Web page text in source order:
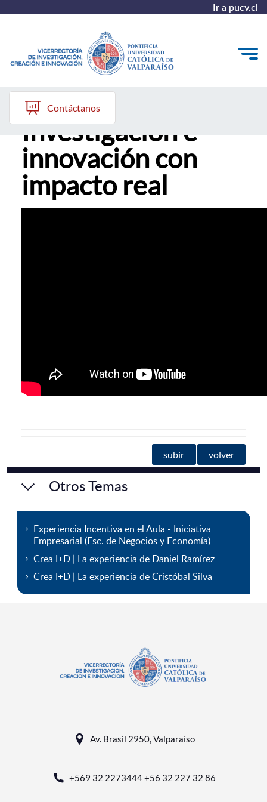
Ir a pucv.cl
VINCI
Investigación
Creación
Innovación
Contáctanos
Crea I+D |
Investigación e
innovación con
impacto real
subir volver
Otros Temas
Experiencia Incentiva en el Aula - Iniciativa
Empresarial (Esc. de Negocios y Economía)
Crea I+D | La experiencia de Daniel Ramírez
Crea I+D | La experiencia de Cristóbal Silva
Av. Brasil 2950, Valparaíso
+569 32 2273444 +56 32 227 32 86